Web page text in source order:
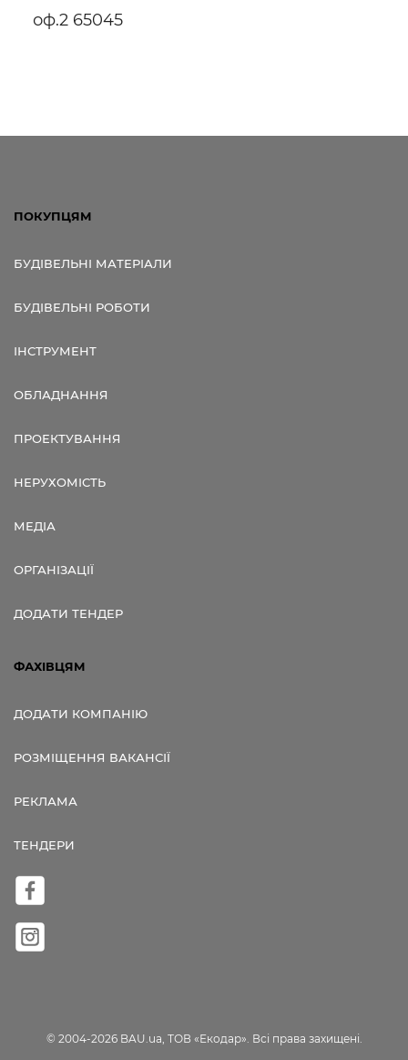
оф.2 65045
ПОКУПЦЯМ
БУДІВЕЛЬНІ МАТЕРІАЛИ
БУДІВЕЛЬНІ РОБОТИ
ІНСТРУМЕНТ
ОБЛАДНАННЯ
ПРОЕКТУВАННЯ
НЕРУХОМІСТЬ
МЕДІА
ОРГАНІЗАЦІЇ
ДОДАТИ ТЕНДЕР
ФАХІВЦЯМ
ДОДАТИ КОМПАНІЮ
РОЗМІЩЕННЯ ВАКАНСІЇ
РЕКЛАМА
ТЕНДЕРИ
© 2004-2026 BAU.ua, ТОВ «Екодар». Всі права захищені.